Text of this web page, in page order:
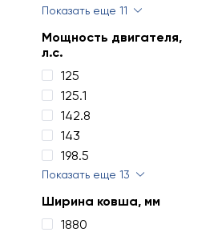
Показать еще 11
Мощность двигателя,
л.с.
125
125.1
142.8
143
198.5
Показать еще 13
Ширина ковша, мм
1880